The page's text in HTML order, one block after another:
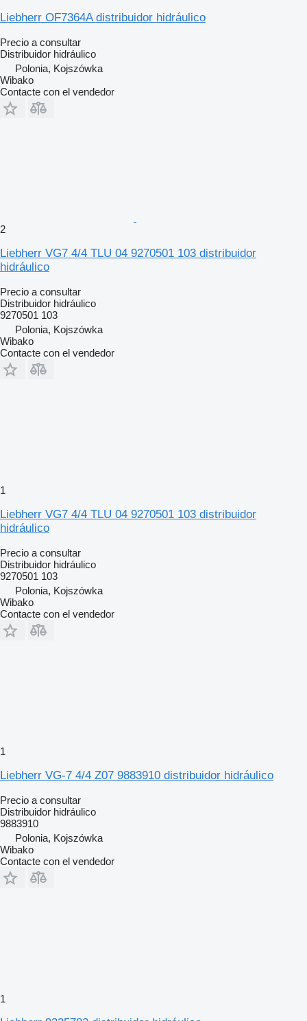
Liebherr OF7364A distribuidor hidráulico
Precio a consultar
Distribuidor hidráulico
Polonia, Kojszówka
Wibako
Contacte con el vendedor
2
Liebherr VG7 4/4 TLU 04 9270501 103 distribuidor
hidráulico
Precio a consultar
Distribuidor hidráulico
9270501 103
Polonia, Kojszówka
Wibako
Contacte con el vendedor
1
Liebherr VG7 4/4 TLU 04 9270501 103 distribuidor
hidráulico
Precio a consultar
Distribuidor hidráulico
9270501 103
Polonia, Kojszówka
Wibako
Contacte con el vendedor
1
Liebherr VG-7 4/4 Z07 9883910 distribuidor hidráulico
Precio a consultar
Distribuidor hidráulico
9883910
Polonia, Kojszówka
Wibako
Contacte con el vendedor
1